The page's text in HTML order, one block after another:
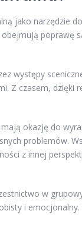
jako narzędzie
obejmują poprawę
występy
Z czasem, dzięki
mają okazję do
problemów.
z innej
w
i